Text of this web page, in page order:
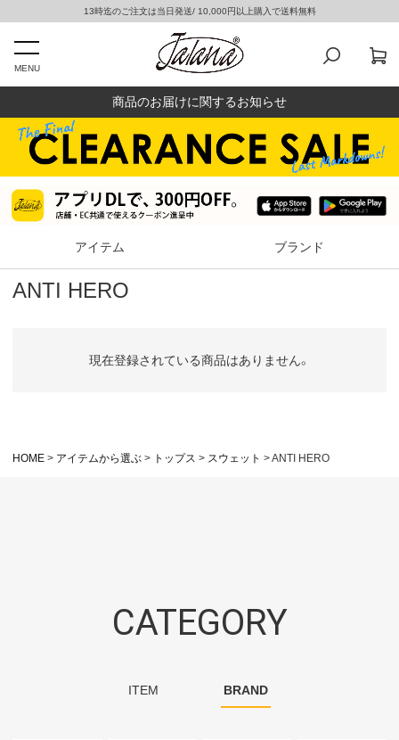
13時迄のご注文は当日発送/ 10,000円以上購入で送料無料
MENU
商品のお届けに関するお知らせ
アイテム ブランド
ANTI HERO
現在登録されている商品はありません。
HOME アイテムから選ぶ トップス スウェット ANTI HERO
CATEGORY
ITEM BRAND